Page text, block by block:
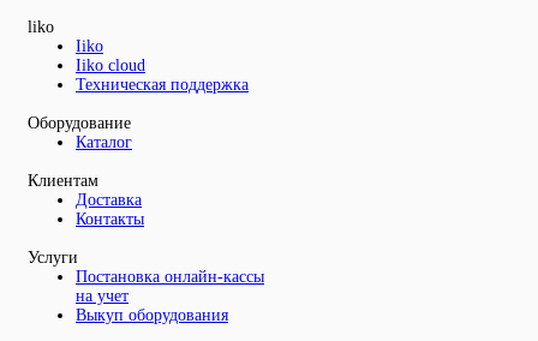
liko
Iiko
Iiko cloud
Техническая поддержка
Оборудование
Каталог
Клиентам
Доставка
Контакты
Услуги
Постановка онлайн-кассы
на учет
Выкуп оборудования